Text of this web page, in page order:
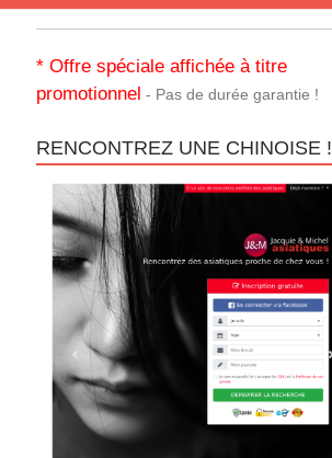
* Offre spéciale affichée à titre
promotionnel - Pas de durée garantie !
RENCONTREZ UNE CHINOISE !